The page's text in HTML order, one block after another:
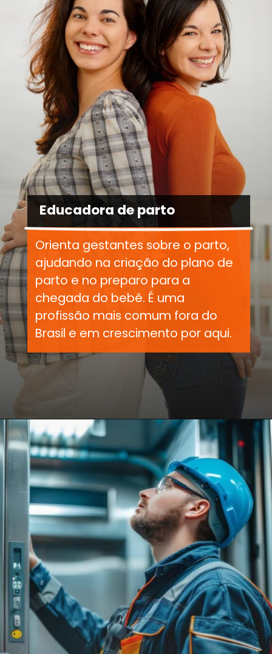
Educadora de parto
Orienta gestantes sobre o parto,
ajudando na criação do plano de
parto e no preparo para a
chegada do bebê. É uma
profissão mais comum fora do
Brasil e em crescimento por aqui.